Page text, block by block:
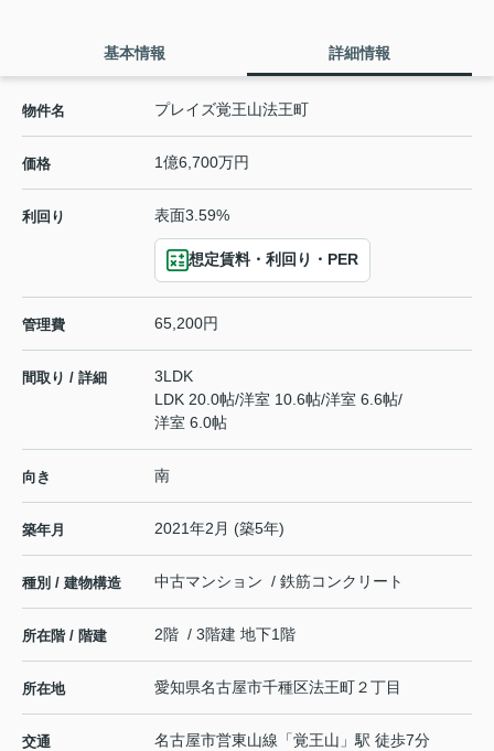
基本情報 詳細情報
物件名 プレイズ覚王山法王町
価格 1億6,700万円
利回り 表面3.59%
想定賃料・利回り・PER
管理費 65,200円
間取り / 詳細
3LDK
LDK 20.0帖/洋室 10.6帖/洋室 6.6帖/
洋室 6.0帖
向き 南
築年月 2021年2月 (築5年)
種別 / 建物構造 中古マンション / 鉄筋コンクリート
所在階 / 階建 2階 / 3階建 地下1階
所在地 愛知県名古屋市千種区法王町２丁目
交通 名古屋市営東山線 「覚王山 」駅 徒歩7分